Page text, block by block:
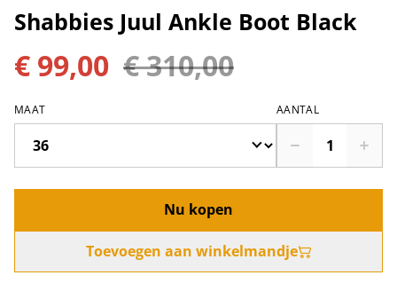
Shabbies Juul Ankle Boot Black
€ 99,00 € 310,00
MAAT AANTAL
Nu kopen
Toevoegen aan winkelmandje